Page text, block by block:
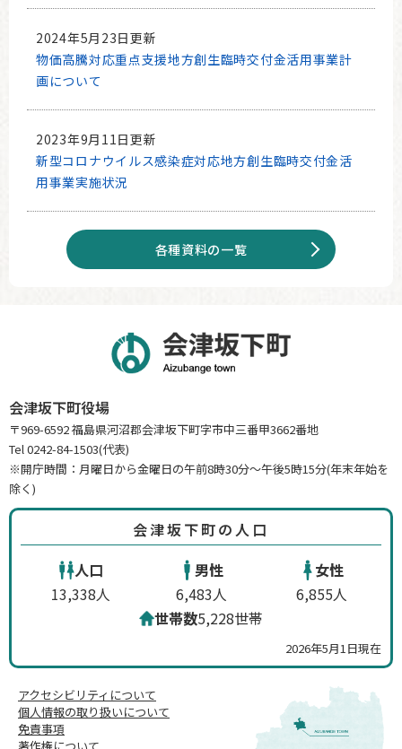
2024年5月23日更新
物価高騰対応重点支援地方創生臨時交付金活用事業計
画について
2023年9月11日更新
新型コロナウイルス感染症対応地方創生臨時交付金活
用事業実施状況
各種資料の一覧
アクセシビリティについて
個人情報の取り扱いについて
免責事項
会津坂下町役場
〒969-6592 福島県河沼郡会津坂下町字市中三番甲3662番地
Tel 0242-84-1503(代表)
※開庁時間：月曜日から金曜日の午前8時30分～午後5時15分(年末年始を
除く)
会津坂下町の人口
人口
13,338人
男性
6,483人
女性
6,855人
世帯数5,228世帯
2026年5月1日現在